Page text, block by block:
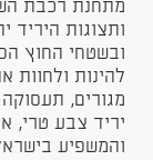
מתחנת רכבת
ותצוגות היריד
ובשטחי החוץ
להינות ולחוות
מגורים,
יריד צבע טרי,
והמשפיע